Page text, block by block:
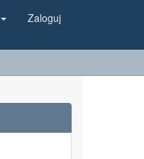
Zaloguj